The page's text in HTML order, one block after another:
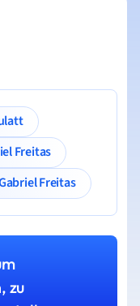
Hulatt
Freitas
Freitas
zu